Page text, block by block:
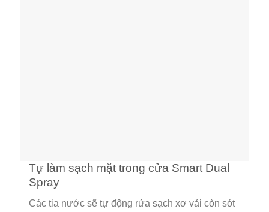
Tự làm sạch mặt trong cửa Smart Dual
Spray
Các tia nước sẽ tự động rửa sạch xơ vải còn sót